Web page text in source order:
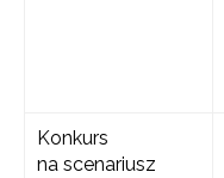
Konkurs
na scenariusz